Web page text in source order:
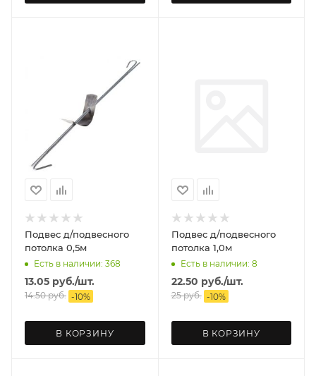
Подвес д/подвесного
потолка 0,5м
Есть в наличии: 368
13.05 руб./шт.
14.50руб. -10%
В КОРЗИНУ
Подвес д/подвесного
потолка 1,0м
Есть в наличии: 8
22.50 руб./шт.
25руб. -10%
В КОРЗИНУ